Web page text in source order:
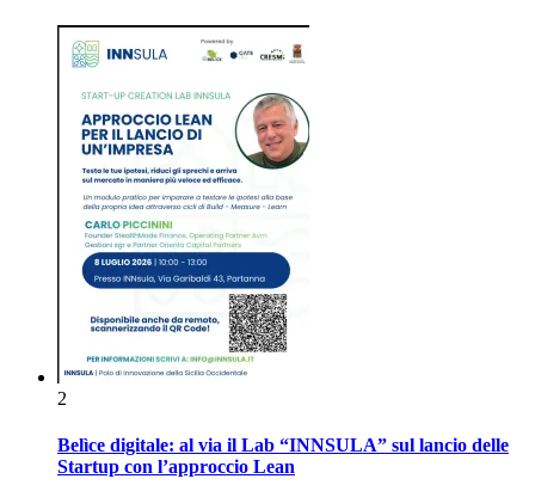
2
Belìce digitale: al via il Lab “INNSULA” sul lancio delle
Startup con l’approccio Lean